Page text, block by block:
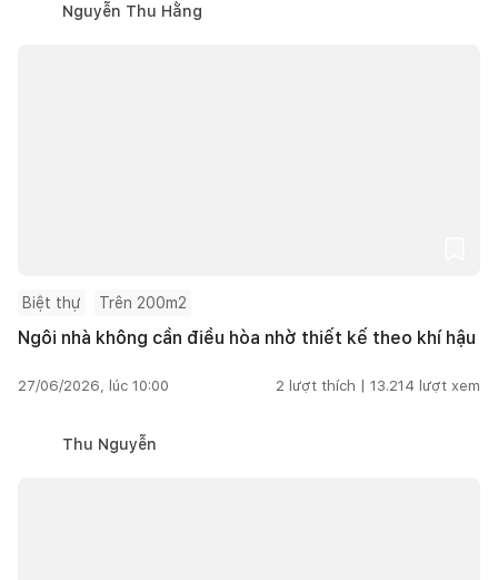
Nguyễn Thu Hằng
Biệt thự Trên 200m2
Ngôi nhà không cần điều hòa nhờ thiết kế theo khí hậu
27/06/2026, lúc 10:00 2 lượt thích | 13.214 lượt xem
Thu Nguyễn